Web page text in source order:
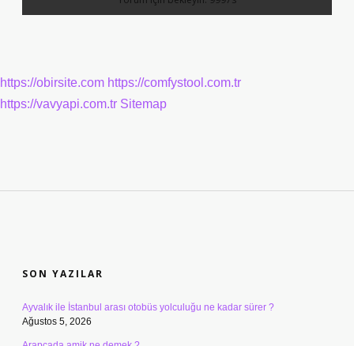
https://obirsite.com https://comfystool.com.tr
https://vavyapi.com.tr Sitemap
SON YAZILAR
Ayvalık ile İstanbul arası otobüs yolculuğu ne kadar sürer ?
Ağustos 5, 2026